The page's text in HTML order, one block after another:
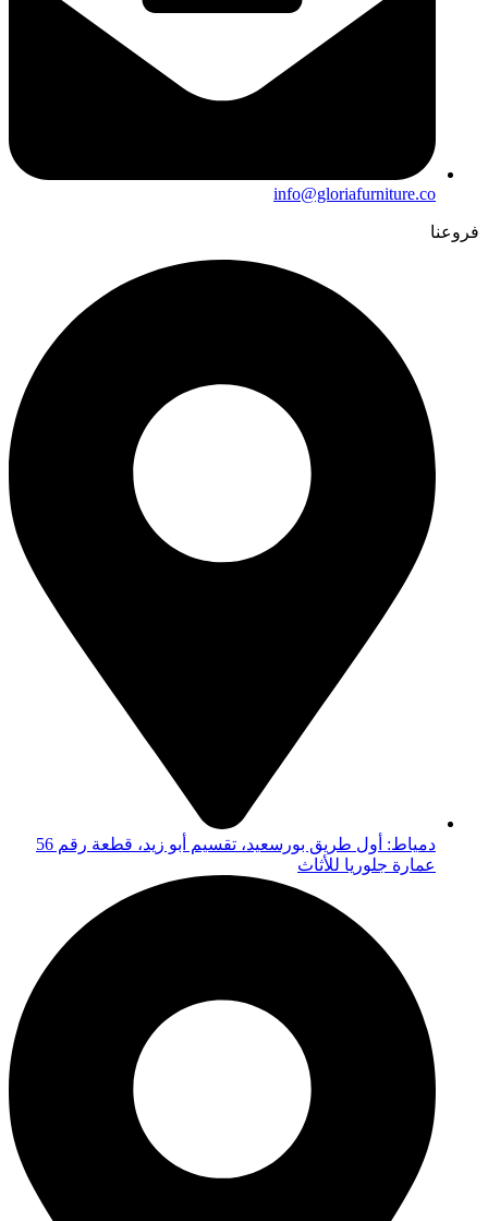
info@gloriafurniture.co
فروعنا
دمياط: أول طريق بورسعيد، تقسيم أبو زيد، قطعة رقم 56
عمارة جلوريا للأثاث